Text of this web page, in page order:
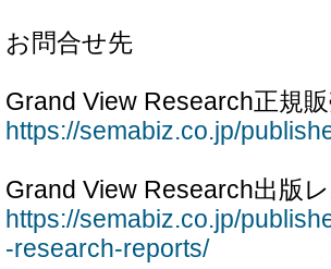
お問合せ先
Grand View Research正規
https://semabiz.co.jp/
Grand View Research出版
https://semabiz.co.jp/
-research-reports/